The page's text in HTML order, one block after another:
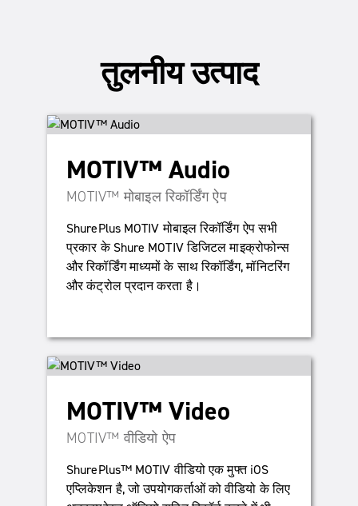
तुलनीय उत्पाद
MOTIV™ Audio
MOTIV™ मोबाइल रिकॉर्डिंग ऐप
ShurePlus MOTIV मोबाइल रिकॉर्डिंग ऐप सभी
प्रकार के Shure MOTIV डिजिटल माइक्रोफोन्स
और रिकॉर्डिंग माध्यमों के साथ रिकॉर्डिंग, मॉनिटरिंग
और कंट्रोल प्रदान करता है।
MOTIV™ Video
MOTIV™ वीडियो ऐप
ShurePlus™ MOTIV वीडियो एक मुफ्त iOS
एप्लिकेशन है, जो उपयोगकर्ताओं को वीडियो के लिए